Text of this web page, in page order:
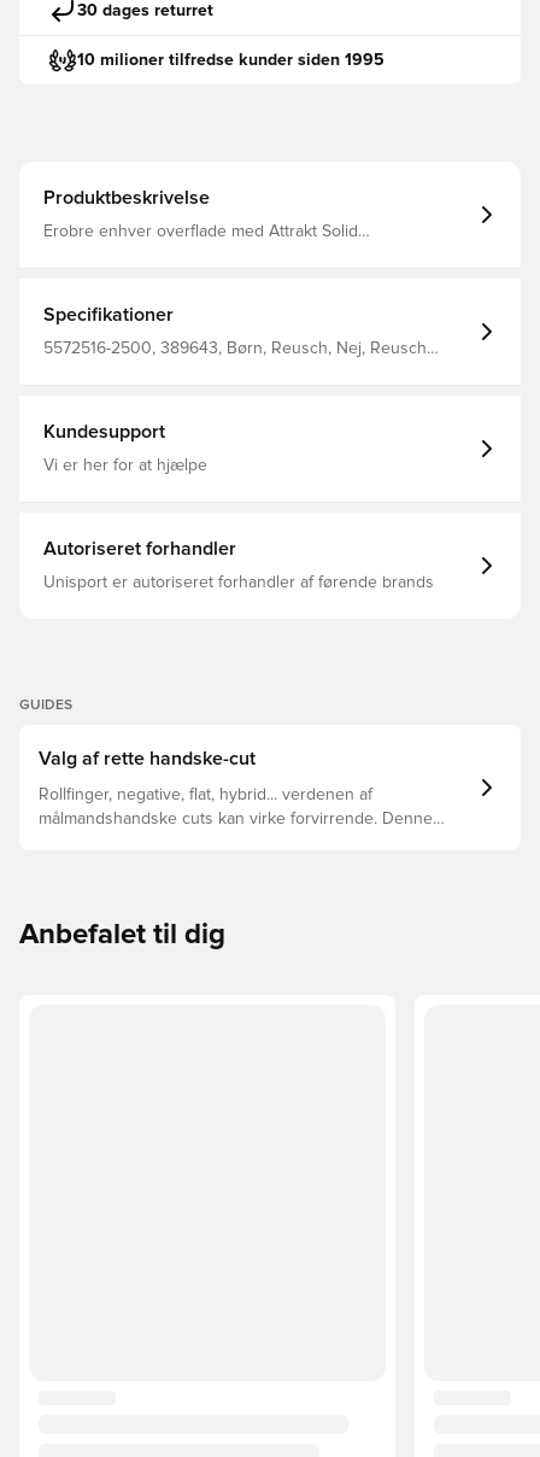
30 dages returret
10 milioner tilfredse kunder siden 1995
Produktbeskrivelse
Erobre enhver overflade med Attrakt Solid
syntetisk latex giver denne handske avanceret
modstandsdygtighed PVC baghånd Micro Mesh kiler
Expanse Cut maksimerer håndfladens overflade for
Specifikationer
5572516-2500, 389643, Børn, Reusch, Nej, Reusch
Kundesupport
Vi er her for at hjælpe
Autoriseret forhandler
Unisport er autoriseret forhandler af førende brands
GUIDES
Valg af rette handske-cut
Rollfinger, negative, flat, hybrid... verdenen af
målmandshandske cuts kan virke forvirrende. Denne
Anbefalet til dig